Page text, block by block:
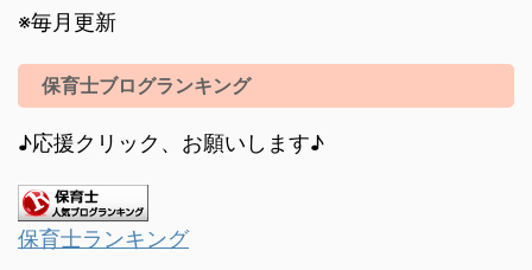
※毎月更新
保育士ブログランキング
♪応援クリック、お願いします♪
保育士ランキング